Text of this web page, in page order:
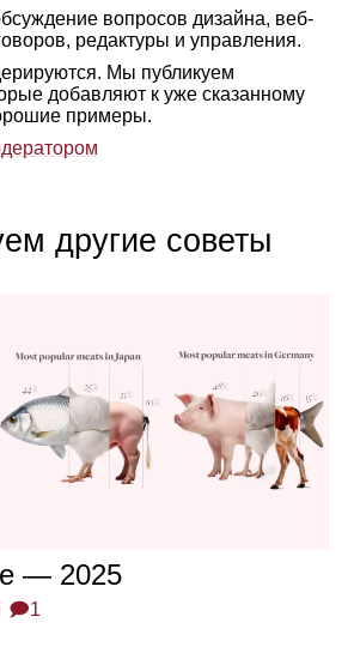
вопросов дизайна, веб-
редактуры и управления.
Мы публикуем
добавляют к уже сказанному
примеры.
другие советы
— 2025
🗩1